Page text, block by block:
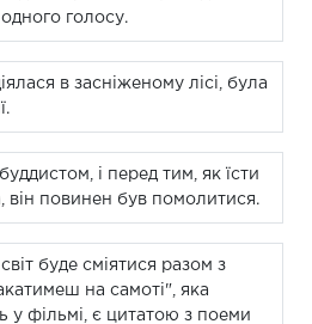
голосу.
в засніженому лісі, була
і перед тим, як їсти
він повинен був помолитися.
буде сміятися разом з
на самоті", яка
у фільмі, є цитатою з поеми